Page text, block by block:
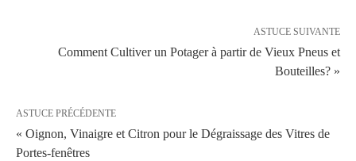
ASTUCE SUIVANTE
Comment Cultiver un Potager à partir de Vieux Pneus et
Bouteilles? »
ASTUCE PRÉCÉDENTE
« Oignon, Vinaigre et Citron pour le Dégraissage des Vitres de
Portes-fenêtres